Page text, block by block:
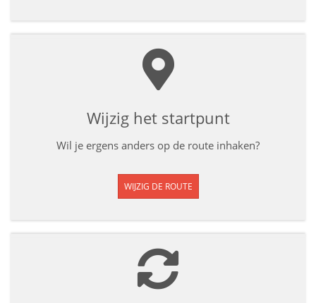
Wijzig het startpunt
Wil je ergens anders op de route inhaken?
WIJZIG DE ROUTE